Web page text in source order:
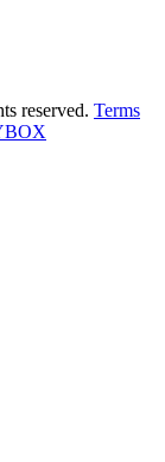
reserved. Terms